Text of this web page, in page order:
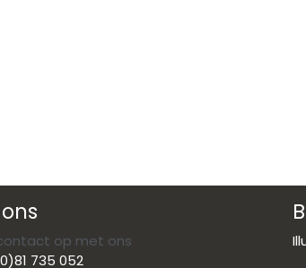
op met ons
735 052